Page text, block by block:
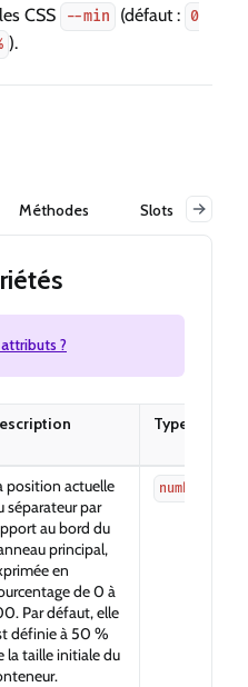
CSS
--min (défaut :
0
).
Méthodes Slots
?
Type
position actuelle
séparateur par
au bord du
principal,
en
de 0 à
Par défaut, elle
définie à 50 %
la taille initiale du
number